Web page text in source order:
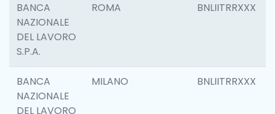
BANCA
NAZIONALE
DEL LAVORO
S.P.A.
ROMA BNLIITRRXXX
BANCA
NAZIONALE
DEL LAVORO
MILANO BNLIITRRXXX